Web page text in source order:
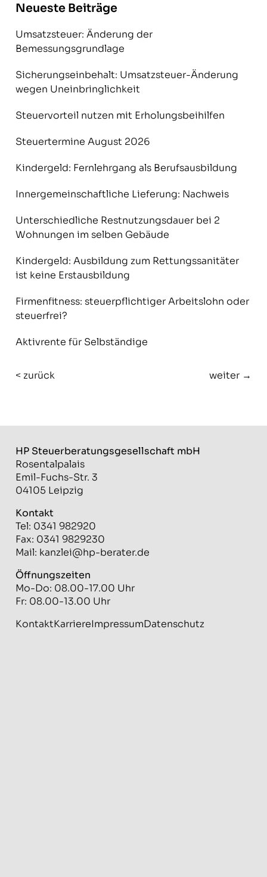
Neueste Beiträge
Umsatzsteuer: Änderung der
Bemessungsgrundlage
Sicherungseinbehalt: Umsatzsteuer-Änderung
wegen Uneinbringlichkeit
Steuervorteil nutzen mit Erholungsbeihilfen
Steuertermine August 2026
Kindergeld: Fernlehrgang als Berufsausbildung
Innergemeinschaftliche Lieferung: Nachweis
Unterschiedliche Restnutzungsdauer bei 2
Wohnungen im selben Gebäude
Kindergeld: Ausbildung zum Rettungssanitäter
ist keine Erstausbildung
Firmenfitness: steuerpflichtiger Arbeitslohn oder
steuerfrei?
Aktivrente für Selbständige
< zurück weiter →
HP Steuerberatungs­gesellschaft mbH
Rosentalpalais
Emil-Fuchs-Str. 3
04105 Leipzig
Kontakt
Tel: 0341 982920
Fax: 0341 9829230
Mail: kanzlei@hp-berater.de
Öffnungszeiten
Mo-Do: 08.00-17.00 Uhr
Fr: 08.00-13.00 Uhr
KontaktKarriereImpressumDatenschutz